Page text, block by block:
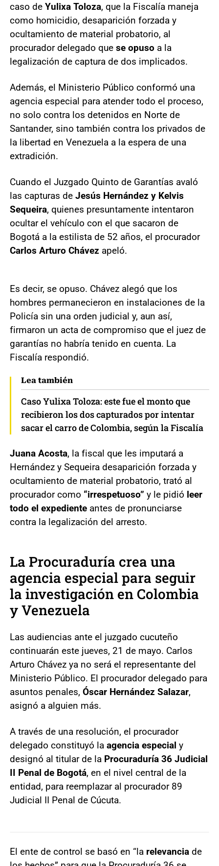
caso de Yulixa Toloza, que la Fiscalía maneja
como homicidio, desaparición forzada y
ocultamiento de material probatorio, al
procurador delegado que se opuso a la
legalización de captura de dos implicados.
Además, el Ministerio Público conformó una
agencia especial para atender todo el proceso,
no solo contra los detenidos en Norte de
Santander, sino también contra los privados de
la libertad en Venezuela a la espera de una
extradición.
Cuando el Juzgado Quinto de Garantías avaló
las capturas de Jesús Hernández y Kelvis
Sequeira, quienes presuntamente intentaron
ocultar el vehículo con el que sacaron de
Bogotá a la estilista de 52 años, el procurador
Carlos Arturo Chávez apeló.
Es decir, se opuso. Chávez alegó que los
hombres permanecieron en instalaciones de la
Policía sin una orden judicial y, aun así,
firmaron un acta de compromiso que el juez de
garantías no habría tenido en cuenta. La
Fiscalía respondió.
Lea también
Caso Yulixa Toloza: este fue el monto que
recibieron los dos capturados por intentar
sacar el carro de Colombia, según la Fiscalía
Juana Acosta, la fiscal que les imputará a
Hernández y Sequeira desaparición forzada y
ocultamiento de material probatorio, trató al
procurador como “irrespetuoso” y le pidió leer
todo el expediente antes de pronunciarse
contra la legalización del arresto.
La Procuraduría crea una
agencia especial para seguir
la investigación en Colombia
y Venezuela
Las audiencias ante el juzgado cucuteño
continuarán este jueves, 21 de mayo. Carlos
Arturo Chávez ya no será el representante del
Ministerio Público. El procurador delegado para
asuntos penales, Óscar Hernández Salazar,
asignó a alguien más.
A través de una resolución, el procurador
delegado constituyó la agencia especial y
designó al titular de la Procuraduría 36 Judicial
II Penal de Bogotá, en el nivel central de la
entidad, para reemplazar al procurador 89
Judicial II Penal de Cúcuta.
El ente de control se basó en “la relevancia de